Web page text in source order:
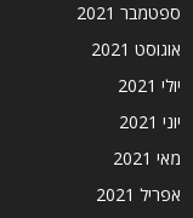
ספטמבר 2021
אוגוסט 2021
יולי 2021
יוני 2021
מאי 2021
אפריל 2021